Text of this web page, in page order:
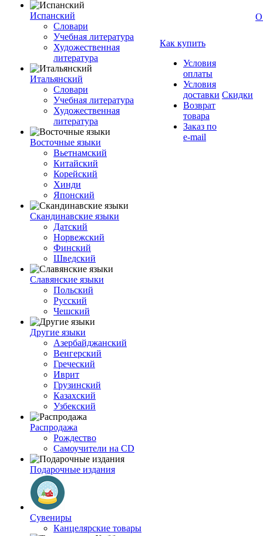
Испанский
Словари
Учебная литература
Художественная
литература
Итальянский
Словари
Учебная литература
Художественная
литература
Восточные языки
Вьетнамский
Китайский
Корейский
Хинди
Японский
Скандинавские языки
Датский
Норвежский
Финский
Шведский
Славянские языки
Польский
Русский
Чешский
Другие языки
Азербайджанский
Венгерский
Греческий
Иврит
Грузинский
Казахский
Узбекский
Распродажа
Рождество
Самоучители на CD
Подарочные издания
Сувениры
Канцелярские товары
Как купить
Условия
оплаты
Условия
доставки
Возврат
товара
Заказ по
e-mail
Скидки
О